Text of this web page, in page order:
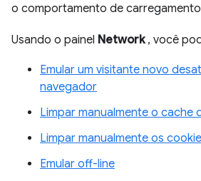
o comportamento de
Usando o painel Network, você
Emular um visitante novo
navegador
Limpar manualmente o cache
Limpar manualmente os
Emular off-line